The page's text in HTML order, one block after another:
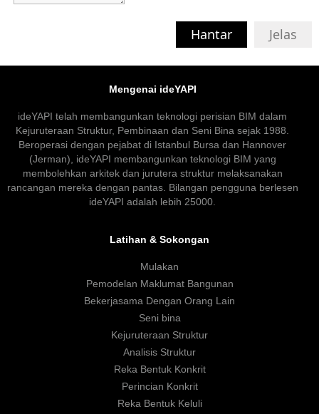
Hantar Jelas
Mengenai ideYAPI
ideYAPI telah membangunkan teknologi perisian BIM dalam
Kejuruteraan Struktur, Pembinaan dan Seni Bina sejak 1988.
Beroperasi dengan pejabat di Istanbul Bursa dan Hannover
(Jerman), ideYAPI membangunkan teknologi BIM yang
membolehkan arkitek dan jurutera struktur melaksanakan
rancangan mereka dengan pantas. Bilangan pengguna berlesen
ideYAPI adalah lebih 25000.
Latihan & Sokongan
Mulakan
Pemodelan Maklumat Bangunan
Bekerjasama Dengan Orang Lain
Seni bina
Kejuruteraan Struktur
Analisis Struktur
Reka Bentuk Konkrit
Perincian Konkrit
Reka Bentuk Keluli